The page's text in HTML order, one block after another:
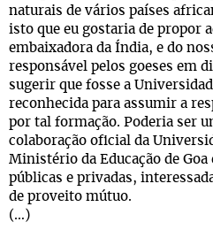
naturais de vários países
isto que eu gostaria de propor
embaixadora da Índia, e do
responsável pelos goeses em
sugerir que fosse a
reconhecida para assumir a
por tal formação. Poderia ser
colaboração oficial da
Ministério da Educação de
públicas e privadas,
de proveito mútuo.
(…)